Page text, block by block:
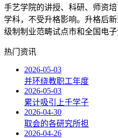
手艺学院的讲授、科研、师资
学科，不受升格影响。升格后
级制制业范畴试点市和全国电
热门资讯
2026-05-03
并环绕教职工年度
2026-05-03
累计吸引上千学子
2026-04-30
取会的各研究所担
2026-04-26